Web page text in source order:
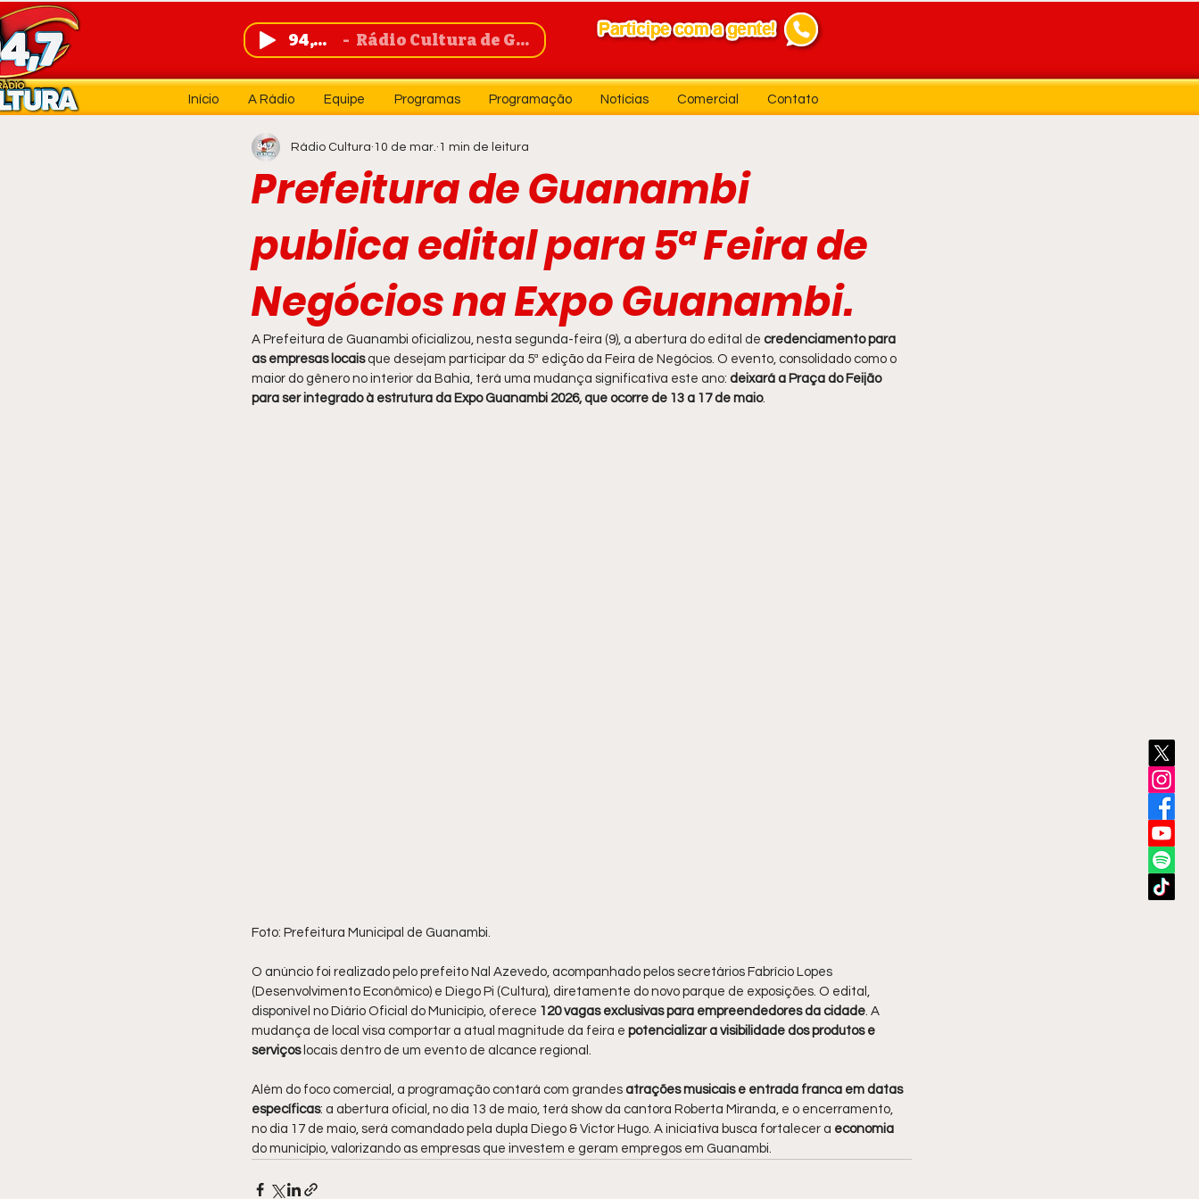
94,7 FM Rádio Cultura de Guanambi
Início A Rádio Equipe Programas Programação Notícias Comercial Contato
Prefeitura de Guanambi
publica edital para 5ª Feira de
Negócios na Expo Guanambi.
Rádio Cultura 10 de mar. 1 min de leitura
A Prefeitura de Guanambi oficializou, nesta segunda-feira (9), a abertura do edital de credenciamento para
as empresas locais que desejam participar da 5ª edição da Feira de Negócios. O evento, consolidado como o
maior do gênero no interior da Bahia, terá uma mudança significativa este ano: deixará a Praça do Feijão
para ser integrado à estrutura da Expo Guanambi 2026, que ocorre de 13 a 17 de maio.
Foto: Prefeitura Municipal de Guanambi.
O anúncio foi realizado pelo prefeito Nal Azevedo, acompanhado pelos secretários Fabrício Lopes
(Desenvolvimento Econômico) e Diego Pi (Cultura), diretamente do novo parque de exposições. O edital,
disponível no Diário Oficial do Município, oferece 120 vagas exclusivas para empreendedores da cidade. A
mudança de local visa comportar a atual magnitude da feira e potencializar a visibilidade dos produtos e
serviços locais dentro de um evento de alcance regional.
Além do foco comercial, a programação contará com grandes atrações musicais e entrada franca em datas
específicas: a abertura oficial, no dia 13 de maio, terá show da cantora Roberta Miranda, e o encerramento,
no dia 17 de maio, será comandado pela dupla Diego & Victor Hugo. A iniciativa busca fortalecer a economia
do município, valorizando as empresas que investem e geram empregos em Guanambi.